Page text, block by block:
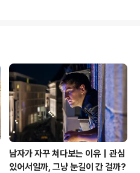
밴드라고 말하
상위권을 누리
곡들로 세상과
고라는 고전적
며 현존하는
남자가 자꾸 쳐다보는 이유｜관심
있어서일까, 그냥 눈길이 간 걸까?